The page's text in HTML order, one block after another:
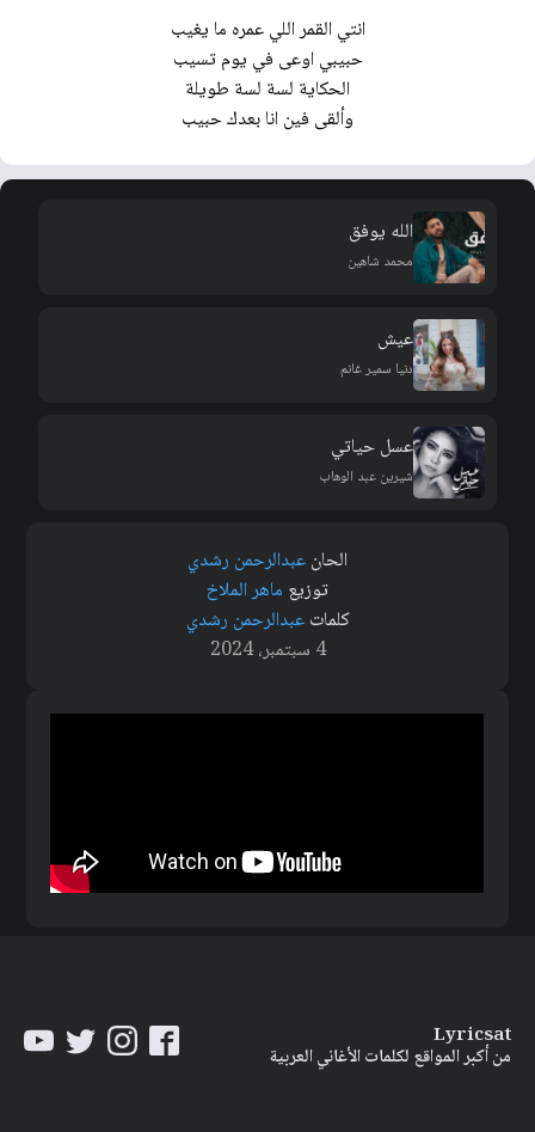
انتي القمر اللي عمره ما يغيب
حبيبي اوعى في يوم تسيب
الحكاية لسة لسة طويلة
وألقى فين انا بعدك حبيب
الله يوفق
محمد شاهين
عيش
دنيا سمير غانم
عسل حياتي
شيرين عبد الوهاب
الحانعبدالرحمن رشدي
توزيع ماهر الملاخ
كلماتعبدالرحمن رشدي
4 سبتمبر، 2024
Lyricsat
من أكبر المواقع لكلمات الأغاني العربية